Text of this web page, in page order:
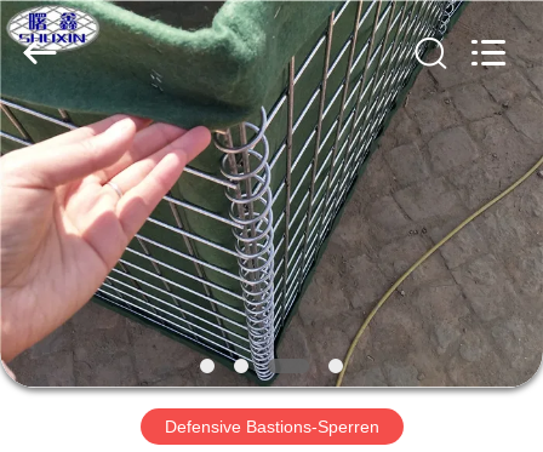
HEIM
PRODUKTE
ÜBER
UNS
WERKSBESICHTIGUNG
Wire
Mesh
Co.,
Ltd..
Reserved.
Defensive Bastions-Sperren